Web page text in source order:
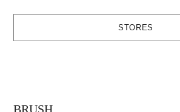
STORES
BRUSH